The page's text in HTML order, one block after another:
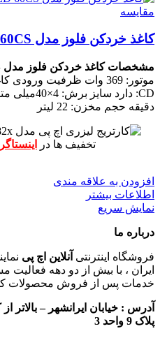
مقايسه
کاغذ خردکن فلوز مدل POWERSHRED 60CS
مشخصات کاغذ خردکن فلوز مدل 60CS
موتور: 369 وات
ظرفیت ورودی کاغذ: 10
CD: دارد
سایز برش: 4×40میلی متر
دقیقه حجم مخزن: 22 لیتر
تخفیف ها در
افزودن به علاقه مندی
اطلاعات بیشتر
نمایش سریع
درباره ما
فروشگاه اینترنتی آنلاین اچ پی
ایران ، با بیش از دو دهه
خدمات پس از فروش محصولات
آدرس : خیابان ایرانشهر – بالاتر
پلاک 9 واحد 3